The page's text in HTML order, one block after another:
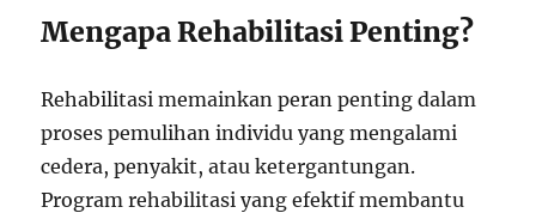
Mengapa Rehabilitasi Penting?
Rehabilitasi memainkan peran penting dalam
proses pemulihan individu yang mengalami
cedera, penyakit, atau ketergantungan.
Program rehabilitasi yang efektif membantu